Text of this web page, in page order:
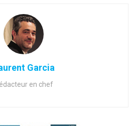
Garcia
en chef